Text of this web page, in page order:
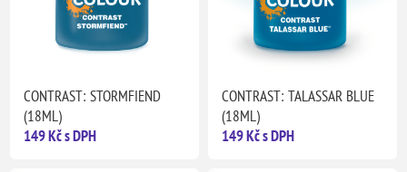
CONTRAST: STORMFIEND
(18ML)
149 Kč s DPH
CONTRAST: TALASSAR BLUE
(18ML)
149 Kč s DPH